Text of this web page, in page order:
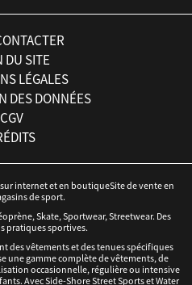
DU SITE
LÉGALES
DES DONNÉES
CGV
internet et en boutiqueSite de vente en
de sport.
Skate, Sportwear, Streetwear. Des
pratiques sportives.
des vêtements et des tenues spécifiques
une gamme complète de vêtements, de
occasionnelle, régulière ou intensive
Avec Side-Shore Street Sports et Water